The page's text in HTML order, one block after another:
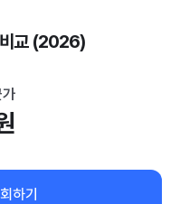
비교 (2026)
하기